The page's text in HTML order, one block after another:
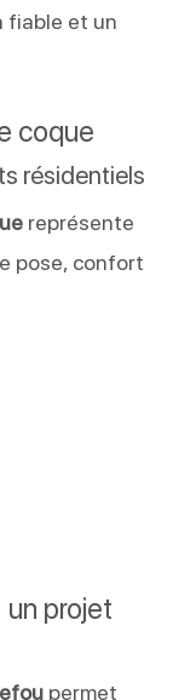
fiable et un
coque
résidentiels
représente
pose, confort
un projet
permet